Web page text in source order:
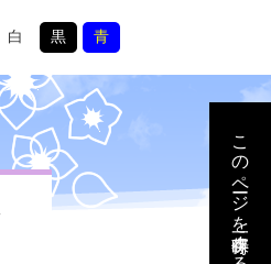
白 黒 青
このページを一時保存する